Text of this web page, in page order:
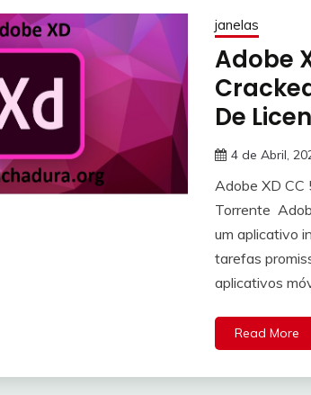
janelas
Adobe
De
4 de Abril,
Adobe XD CC
Torrente
um aplicativo
tarefas
aplicativos
Read More